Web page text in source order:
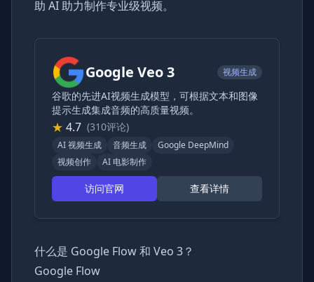
助 AI 助力制作专业级视频。
Google Veo 3 视频生成
谷歌的先进AI视频生成模型，可根据文本和图像
提示生成集成音频的高质量视频。
★ 4.7 (310评论)
AI 视频生成 音频生成
Google DeepMind
视频创作
AI 电影制作
访问官网 查看详情
什么是 Google Flow 和 Veo 3？
Google Flow